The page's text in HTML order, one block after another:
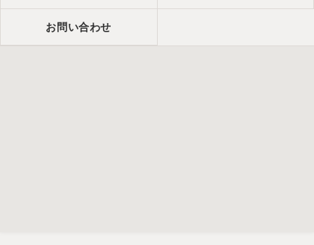
お問い合わせ